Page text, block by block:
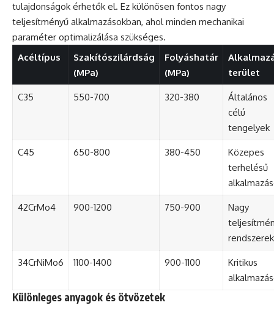
tulajdonságok érhetők el. Ez különösen fontos nagy
teljesítményű alkalmazásokban, ahol minden mechanikai
paraméter optimalizálása szükséges.
Acéltípus
Szakítószilárdság
(MPa)
Folyáshatár
(MPa)
terület
C35 550-700 320-380
Általános
célú
tengelyek
C45 650-800 380-450
Közepes
terhelésű
42CrMo4 900-1200 750-900
Nagy
rendszerek
34CrNiMo6 1100-1400 900-1100
Kritikus
Különleges anyagok és ötvözetek